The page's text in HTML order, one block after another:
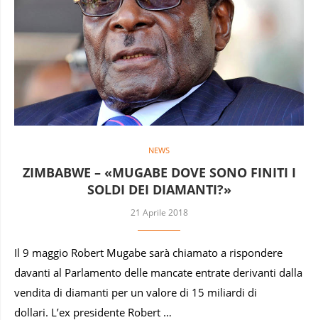
NEWS
ZIMBABWE – «MUGABE DOVE SONO FINITI I
SOLDI DEI DIAMANTI?»
21 Aprile 2018
Il 9 maggio Robert Mugabe sarà chiamato a rispondere
davanti al Parlamento delle mancate entrate derivanti dalla
vendita di diamanti per un valore di 15 miliardi di
dollari. L’ex presidente Robert …